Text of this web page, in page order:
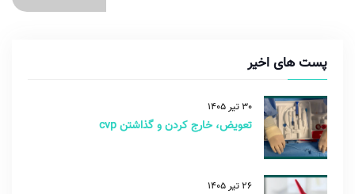
پست های اخیر
30 تیر 1405
تعویض، خارج کردن و گذاشتن cvp
26 تیر 1405